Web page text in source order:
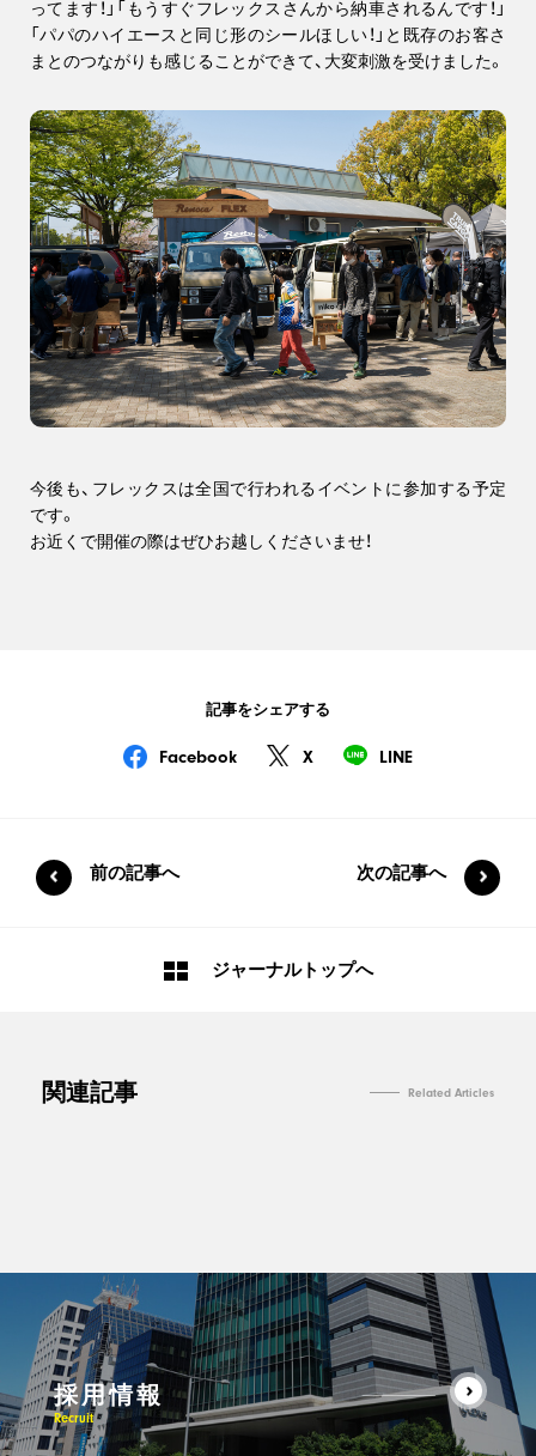
ってます！」「もうすぐフレックスさんから納車されるんです！」
「パパのハイエースと同じ形のシールほしい！」と既存のお客さ
まとのつながりも感じることができて、大変刺激を受けました。
今後も、フレックスは全国で行われるイベントに参加する予定
です。
お近くで開催の際はぜひお越しくださいませ！
記事をシェアする
Facebook X LINE
前の記事へ 次の記事へ
ジャーナルトップへ
関連記事 Related Articles
採用情報
Recruit